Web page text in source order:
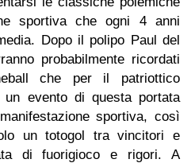
sportiva che ogni 4 anni
Dopo il polipo Paul del
probabilmente ricordati
che per il patriottico
un evento di questa portata
sportiva, così
un totogol tra vincitori e
di fuorigioco e rigori. A